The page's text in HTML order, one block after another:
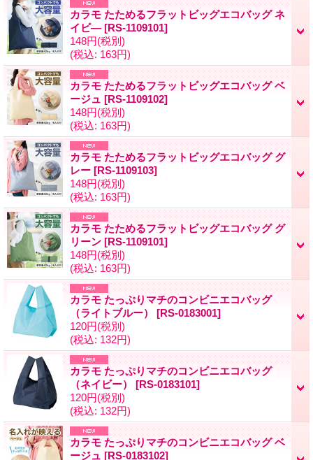
カラモ たためるフラットビッグエコバッグ ネ
イビ― [RS-1109101]
148円(税別)
(税込: 163円)
カラモ たためるフラットビッグエコバッグ ベ
ージュ [RS-1109102]
148円(税別)
(税込: 163円)
カラモ たためるフラットビッグエコバッグ グ
レー [RS-1109103]
148円(税別)
(税込: 163円)
カラモ たためるフラットビッグエコバッグ グ
リーン [RS-1109101]
148円(税別)
(税込: 163円)
カラモ たっぷりマチのコンビニエコバッグ
（ライトブルー） [RS-0183001]
120円(税別)
(税込: 132円)
カラモ たっぷりマチのコンビニエコバッグ
（ネイビー） [RS-0183101]
120円(税別)
(税込: 132円)
カラモ たっぷりマチのコンビニエコバッグ ベ
ージュ [RS-0183102]